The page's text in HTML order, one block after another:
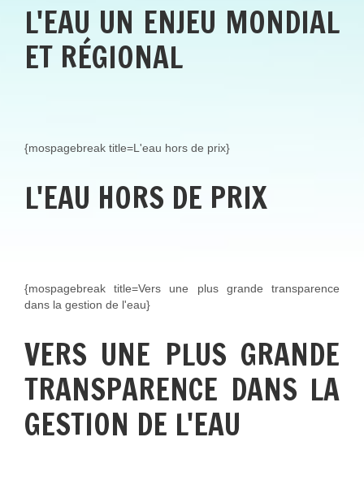
L'EAU UN ENJEU MONDIAL
ET RÉGIONAL
{mospagebreak title=L'eau hors de prix}
L'EAU HORS DE PRIX
{mospagebreak title=Vers une plus grande transparence
dans la gestion de l'eau}
VERS UNE PLUS GRANDE
TRANSPARENCE DANS LA
GESTION DE L'EAU